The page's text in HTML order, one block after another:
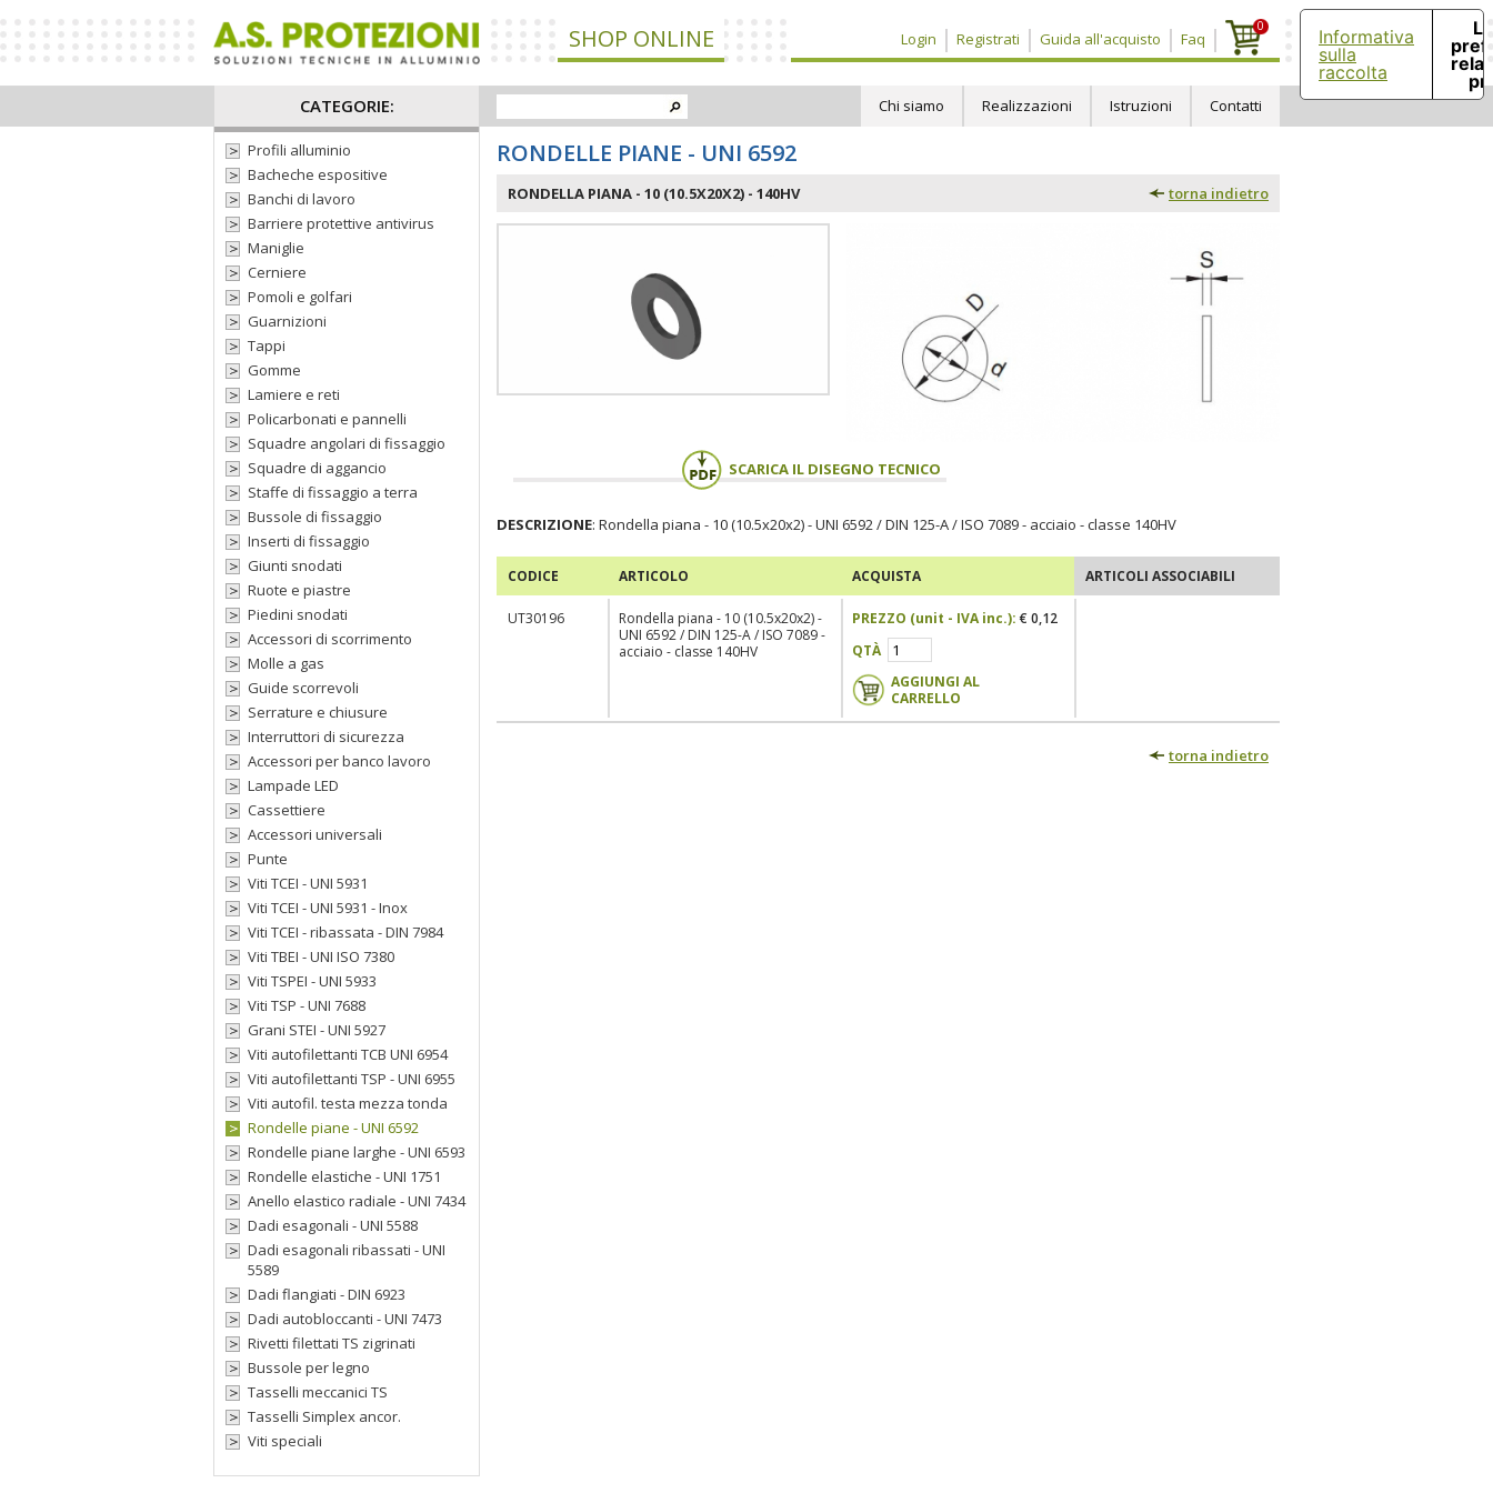
SHOP ONLINE Login Registrati Guida all'acquisto Faq
0
CATEGORIE: Chi siamo Realizzazioni Istruzioni Contatti
Profili alluminio
Bacheche espositive
Banchi di lavoro
Barriere protettive antivirus
Maniglie
Cerniere
Pomoli e golfari
Guarnizioni
Tappi
Gomme
Lamiere e reti
Policarbonati e pannelli
Squadre angolari di fissaggio
Squadre di aggancio
Staffe di fissaggio a terra
Bussole di fissaggio
Inserti di fissaggio
Giunti snodati
Ruote e piastre
Piedini snodati
Accessori di scorrimento
Molle a gas
Guide scorrevoli
Serrature e chiusure
Interruttori di sicurezza
Accessori per banco lavoro
Lampade LED
Cassettiere
Accessori universali
Punte
Viti TCEI - UNI 5931
Viti TCEI - UNI 5931 - Inox
Viti TCEI - ribassata - DIN 7984
Viti TBEI - UNI ISO 7380
Viti TSPEI - UNI 5933
Viti TSP - UNI 7688
Grani STEI - UNI 5927
Viti autofilettanti TCB UNI 6954
Viti autofilettanti TSP - UNI 6955
Viti autofil. testa mezza tonda
Rondelle piane - UNI 6592
Rondelle piane larghe - UNI 6593
Rondelle elastiche - UNI 1751
Anello elastico radiale - UNI 7434
Dadi esagonali - UNI 5588
Dadi esagonali ribassati - UNI
5589
Dadi flangiati - DIN 6923
Dadi autobloccanti - UNI 7473
Rivetti filettati TS zigrinati
Bussole per legno
Tasselli meccanici TS
Tasselli Simplex ancor.
Viti speciali
RONDELLE PIANE - UNI 6592
RONDELLA PIANA - 10 (10.5X20X2) - 140HV torna indietro
SCARICA IL DISEGNO TECNICO
DESCRIZIONE: Rondella piana - 10 (10.5x20x2) - UNI 6592 / DIN 125-A / ISO 7089 - acciaio - classe 140HV
CODICE ARTICOLO ACQUISTA ARTICOLI ASSOCIABILI
UT30196
Rondella piana - 10 (10.5x20x2) -
UNI 6592 / DIN 125-A / ISO 7089 -
acciaio - classe 140HV
PREZZO (unit - IVAinc.): € 0,12
QTÀ
AGGIUNGI AL
CARRELLO
torna indietro
Informativa
sulla
raccolta